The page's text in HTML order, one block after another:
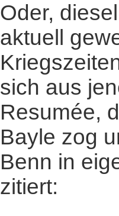
Oder,
aktuell
sich aus
Resumée,
Bayle zog
Benn in
zitiert: